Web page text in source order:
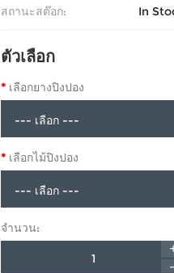
สถานะสต๊อก:
In
ตัวเลือก
เลือกยางปิงปอง
เลือกไม้ปิงปอง
จำนวน: